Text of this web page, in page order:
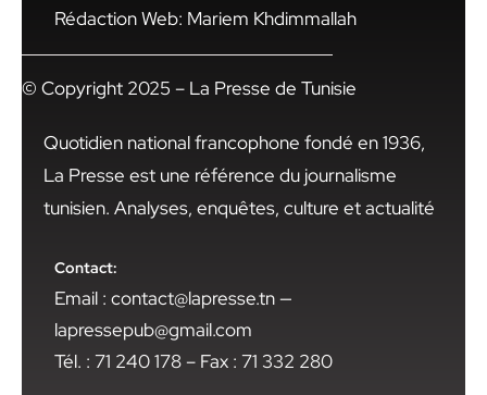
Rédaction Web: Mariem Khdimmallah
© Copyright 2025 – La Presse de Tunisie
Quotidien national francophone fondé en 1936,
La Presse est une référence du journalisme
tunisien. Analyses, enquêtes, culture et actualité
Contact:
Email : contact@lapresse.tn —
lapressepub@gmail.com
Tél. : 71 240 178 – Fax : 71 332 280